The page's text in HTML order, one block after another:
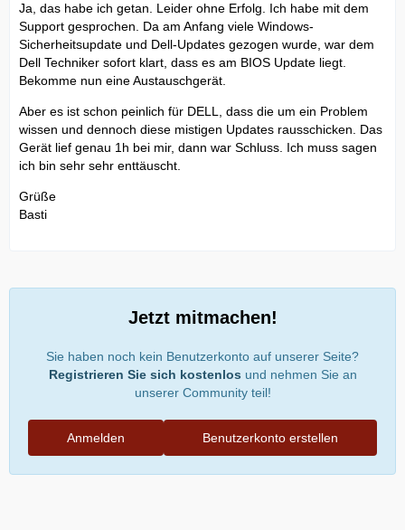
Ja, das habe ich getan. Leider ohne Erfolg. Ich habe mit dem
Support gesprochen. Da am Anfang viele Windows-
Sicherheitsupdate und Dell-Updates gezogen wurde, war dem
Dell Techniker sofort klart, dass es am BIOS Update liegt.
Bekomme nun eine Austauschgerät.
Aber es ist schon peinlich für DELL, dass die um ein Problem
wissen und dennoch diese mistigen Updates rausschicken. Das
Gerät lief genau 1h bei mir, dann war Schluss. Ich muss sagen
ich bin sehr sehr enttäuscht.
Grüße
Basti
Jetzt mitmachen!
Sie haben noch kein Benutzerkonto auf unserer Seite?
Registrieren Sie sich kostenlos und nehmen Sie an
unserer Community teil!
Benutzerkonto erstellen
Anmelden